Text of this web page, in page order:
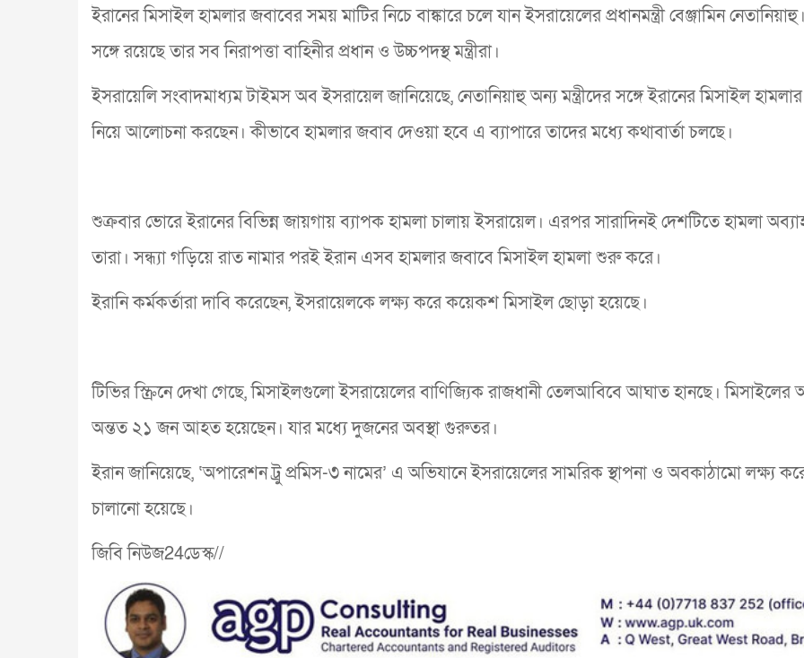
ইরানের মিসাইল হামলার জবাবের সময় মাটির নিচে বাঙ্কারে চলে যান ইসরায়েলের প্রধানমন্ত্রী বেঞ্জামিন
সঙ্গে রয়েছে তার সব নিরাপত্তা বাহিনীর প্রধান ও উচ্চপদস্থ মন্ত্রীরা।
ইসরায়েলি সংবাদমাধ্যম টাইমস অব ইসরায়েল জানিয়েছে, নেতানিয়াহু অন্য মন্ত্রীদের সঙ্গে ইরানের মিসাইল
নিয়ে আলোচনা করছেন। কীভাবে হামলার জবাব দেওয়া হবে এ ব্যাপারে তাদের মধ্যে কথাবার্তা চলছে।
শুক্রবার ভোরে ইরানের বিভিন্ন জায়গায় ব্যাপক হামলা চালায় ইসরায়েল। এরপর সারাদিনই দেশটিতে হামলা
তারা। সন্ধ্যা গড়িয়ে রাত নামার পরই ইরান এসব হামলার জবাবে মিসাইল হামলা শুরু করে।
ইরানি কর্মকর্তারা দাবি করেছেন, ইসরায়েলকে লক্ষ্য করে কয়েকশ মিসাইল ছোড়া হয়েছে।
টিভির স্ক্রিনে দেখা গেছে, মিসাইলগুলো ইসরায়েলের বাণিজ্যিক রাজধানী তেলআবিবে আঘাত হানছে। মিসাইলের
অন্তত ২১ জন আহত হয়েছেন। যার মধ্যে দুজনের অবস্থা গুরুতর।
ইরান জানিয়েছে, ‘অপারেশন ট্রু প্রমিস-৩ নামের’ এ অভিযানে ইসরায়েলের সামরিক স্থাপনা ও অবকাঠামো লক্ষ্য
চালানো হয়েছে।
জিবি নিউজ24ডেস্ক//